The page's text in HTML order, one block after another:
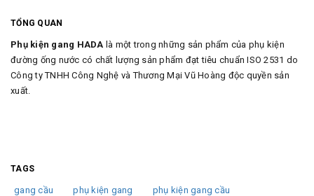
TỔNG QUAN
Phụ kiện gang HADA là một trong những sản phẩm của phụ kiện
đường ống nước có chất lượng sản phẩm đạt tiêu chuẩn ISO 2531 do
Công ty TNHH Công Nghệ và Thương Mại Vũ Hoàng độc quyền sản
xuất.
TAGS
gang cầu phụ kiện gang
phụ kiện gang cầu